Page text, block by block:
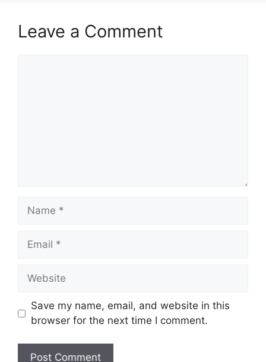
Leave a Comment
Name
Email
Website
Save my name, email, and website in this
browser for the next time I comment.